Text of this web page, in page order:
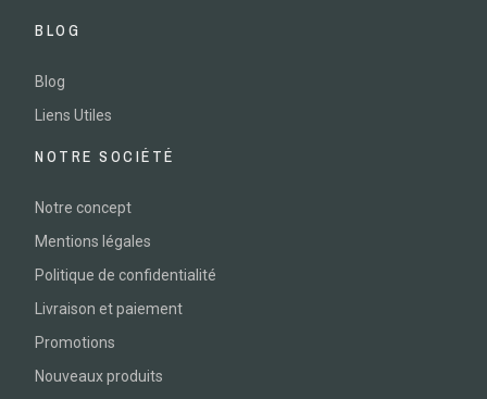
BLOG
Blog
Liens Utiles
NOTRE SOCIÉTÉ
Notre concept
Mentions légales
Politique de confidentialité
Livraison et paiement
Promotions
Nouveaux produits